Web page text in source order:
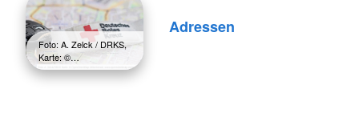
Foto: A. Zelck / DRKS,
Karte: ©…
Adressen